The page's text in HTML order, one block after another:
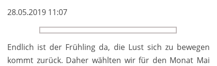
28.05.2019 11:07
Endlich ist der Frühling da, die Lust sich zu bewegen
kommt zurück. Daher wählten wir für den Monat Mai